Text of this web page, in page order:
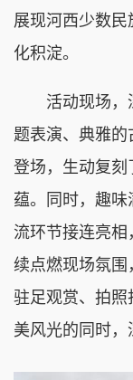
展现河西少数
化积淀。
活动现场，
题表演、典雅
登场，生动复
蕴。同时，趣
流环节接连亮
续点燃现场氛
驻足观赏、拍
美风光的同时，